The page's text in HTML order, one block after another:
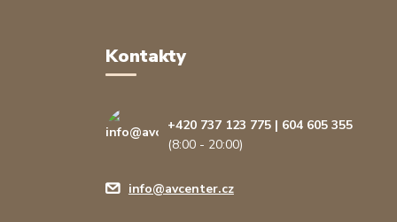
Kontakty
+420 737 123 775 | 604 605 355
(8:00 - 20:00)
info@avcenter.cz